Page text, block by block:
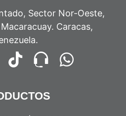
Sector Nor-Oeste,
Caracas,